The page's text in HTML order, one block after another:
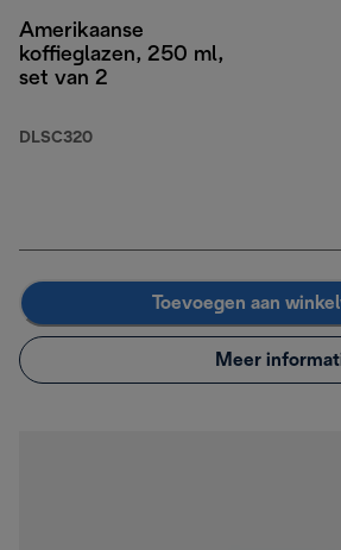
Amerikaanse
koffieglazen, 250 ml,
set van 2
DLSC320
Toevoegen aan
Meer